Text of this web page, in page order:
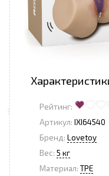
Рейтинг:
Артикул: IXI64540
Бренд: Lovetoy
Вес: 5 кг
Материал: TPE